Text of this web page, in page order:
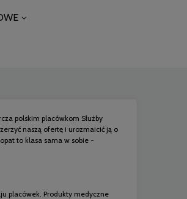
polskim placówkom Służby
naszą ofertę i urozmaicić ją o
to klasa sama w sobie -
placówek. Produkty medyczne